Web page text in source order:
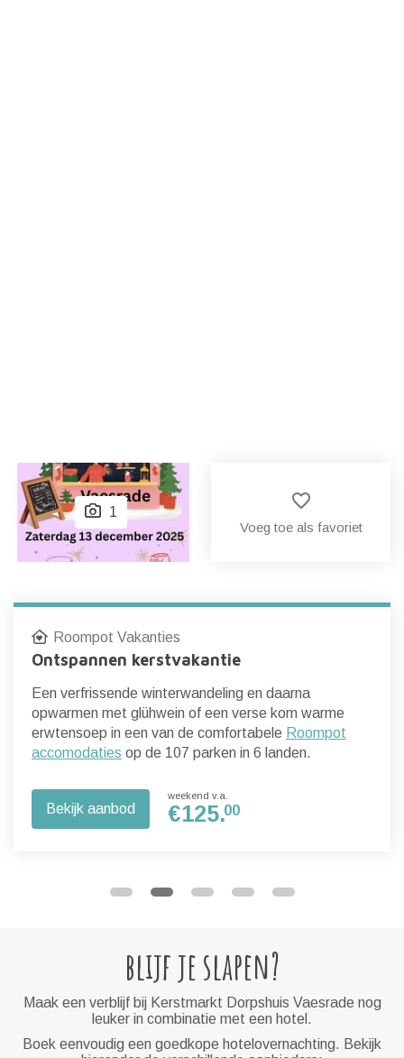
1
favorite_border
Voeg toe als favoriet
Roompot Vakanties
Ontspannen kerstvakantie
Een verfrissende winterwandeling en daarna
opwarmen met glühwein of een verse kom warme
erwtensoep in een van de comfortabele Roompot
accomodaties op de 107 parken in 6 landen.
Bekijk aanbod
weekend v.a.
€125.00
blijf je slapen?
Maak een verblijf bij Kerstmarkt Dorpshuis Vaesrade nog
leuker in combinatie met een hotel.
Boek eenvoudig een goedkope hotelovernachting. Bekijk